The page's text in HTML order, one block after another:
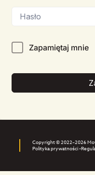
Zapamiętaj mnie
Copyright © 2022–2026
Polityka prywatności •